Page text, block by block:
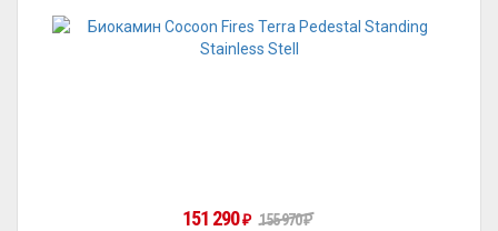
151 290₽ 155 970₽